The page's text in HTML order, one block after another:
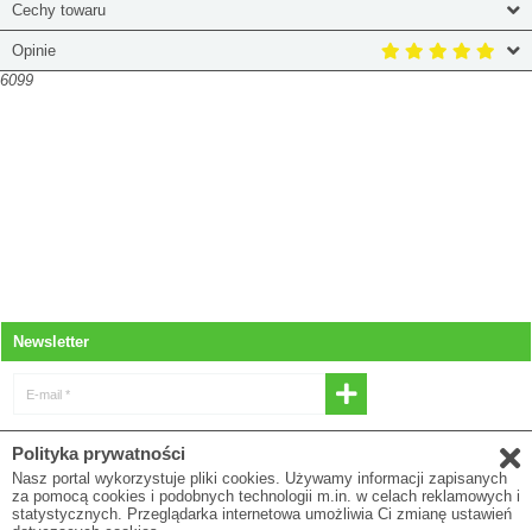
Cechy towaru
Opinie
6099
Newsletter
E-mail *
newslettera
E-mail
Polityka prywatności
Nasz portal wykorzystuje pliki cookies. Używamy informacji zapisanych
za pomocą cookies i podobnych technologii m.in. w celach reklamowych i
statystycznych. Przeglądarka internetowa umożliwia Ci zmianę ustawień